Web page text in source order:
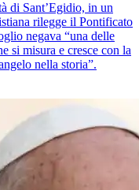
di Sant’Egidio, in un
rilegge il Pontificato
negava “una delle
si misura e cresce con la
nella storia”.